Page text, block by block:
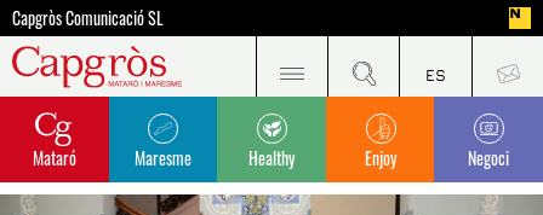
Capgròs Comunicació SL
Mataró Maresme Healthy Enjoy Negoci